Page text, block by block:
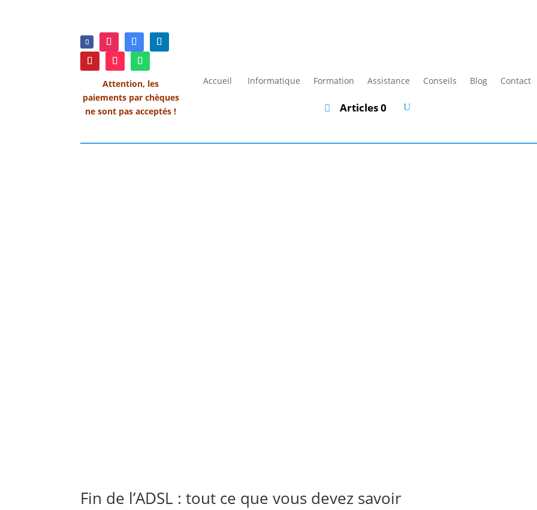
Attention, les
paiements par chèques
ne sont pas acceptés !
Accueil Informatique Formation Assistance Conseils Blog Contact
Articles 0
Fin de l’ADSL : tout ce que vous devez savoir